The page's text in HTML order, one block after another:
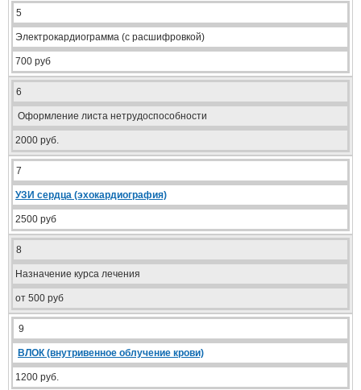
5
Электрокардиограмма (с расшифровкой)
700 руб
6
Оформление листа нетрудоспособности
2000 руб.
7
УЗИ сердца (эхокардиография)
2500 руб
8
Назначение курса лечения
от 500 руб
9
ВЛОК (внутривенное облучение крови)
1200 руб.